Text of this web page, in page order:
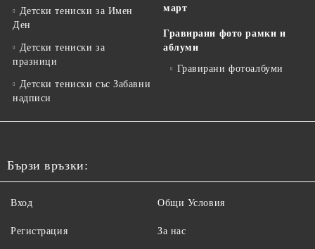
Детски тениски за Имен
Ден
Детски тениски за
празници
Детски тениски със Забавни
надписи
март
Гравирани фото рамки и
аблуми
Гравирани фотоалбуми
Бързи връзки:
Вход
Регистрация
Общи Условия
За нас